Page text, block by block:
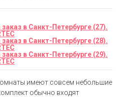
имеют совсем небольшие
обычно входят